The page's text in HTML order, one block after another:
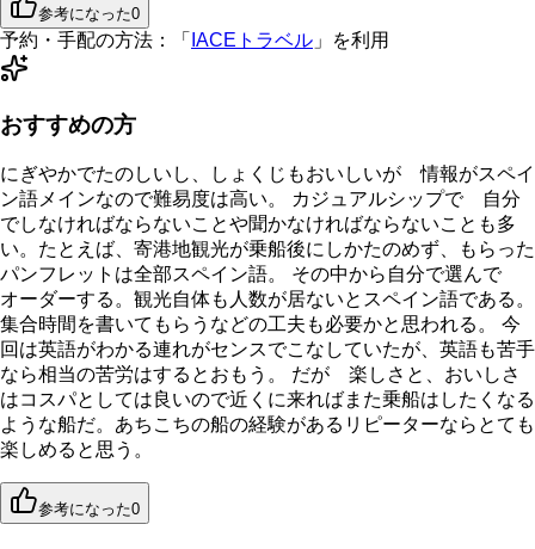
参考になった0
予約・手配の方法： 「 IACEトラベル 」を利用
おすすめの方
にぎやかでたのしいし、しょくじもおいしいが 情報がスペイ
ン語メインなので難易度は高い。 カジュアルシップで 自分
でしなければならないことや聞かなければならないことも多
い。たとえば、寄港地観光が乗船後にしかたのめず、もらった
パンフレットは全部スペイン語。 その中から自分で選んで
オーダーする。観光自体も人数が居ないとスペイン語である。
集合時間を書いてもらうなどの工夫も必要かと思われる。 今
回は英語がわかる連れがセンスでこなしていたが、英語も苦手
なら相当の苦労はするとおもう。 だが 楽しさと、おいしさ
はコスパとしては良いので近くに来ればまた乗船はしたくなる
ような船だ。あちこちの船の経験があるリピーターならとても
楽しめると思う。
参考になった0